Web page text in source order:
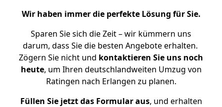
Wir haben immer die perfekte Lösung für Sie.
Sparen Sie sich die Zeit – wir kümmern uns
darum, dass Sie die besten Angebote erhalten.
Zögern Sie nicht und kontaktieren Sie uns noch
heute, um Ihren deutschlandweiten Umzug von
Ratingen nach Erlangen zu planen.
Füllen Sie jetzt das Formular aus, und erhalten